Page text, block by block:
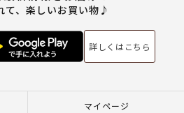
て、楽しいお買い物♪
詳しくはこちら
マイページ